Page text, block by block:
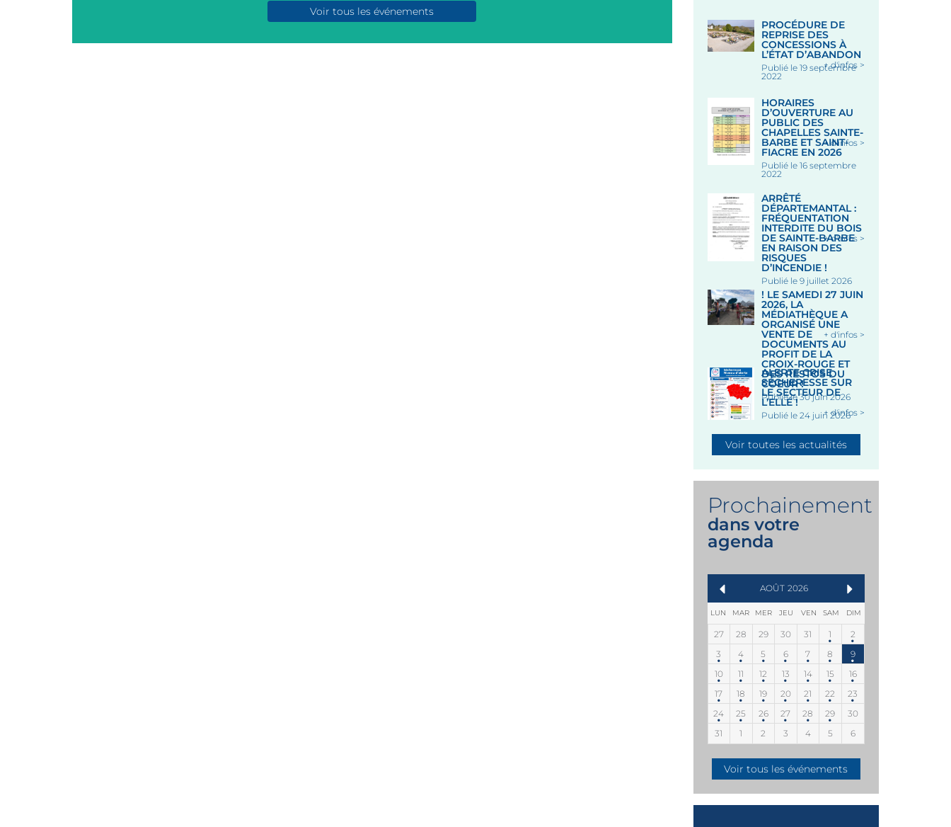
Voir tous les événements
PROCÉDURE DE
REPRISE DES
CONCESSIONS À
L’ÉTAT D’ABANDON
Publié le 19 septembre
2022
+ d'infos >
HORAIRES
D’OUVERTURE AU
PUBLIC DES
CHAPELLES SAINTE-
BARBE ET SAINT-
FIACRE EN 2026
Publié le 16 septembre
2022
+ d'infos >
ARRÊTÉ
DÉPARTEMANTAL :
FRÉQUENTATION
INTERDITE DU BOIS
DE SAINTE-BARBE
EN RAISON DES
RISQUES
D’INCENDIE !
Publié le 9 juillet 2026
+ d'infos >
! LE SAMEDI 27 JUIN
2026, LA
MÉDIATHÈQUE A
ORGANISÉ UNE
VENTE DE
DOCUMENTS AU
PROFIT DE LA
CROIX-ROUGE ET
DES RESTOS DU
COEUR !
Publié le 30 juin 2026
+ d'infos >
ALERTE CRISE
SÉCHERESSE SUR
LE SECTEUR DE
L’ELLÉ !
Publié le 24 juin 2026
+ d'infos >
Voir toutes les actualités
Prochainement
dans votre
agenda
AOÛT 2026
LUN MAR MER JEU VEN SAM DIM
27 28 29 30 31 1
2
3
4 5 6 7 8
9
10
11 12 13 14 15
16
17
18 19 20 21 22
23
24
25 26 27 28 29
30
31
1 2 3 4 5 6
Voir tous les événements